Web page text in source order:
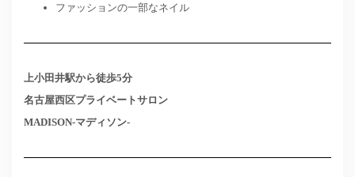
ファッションの一部なネイル
上小田井駅から徒歩5分
名古屋西区プライベートサロン
MADISON-マディソン-